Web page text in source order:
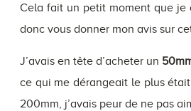
Cela fait un petit moment que
donc vous donner mon avis sur
J’avais en tête d’acheter un
ce qui me dérangeait le plus
200mm, j’avais peur de ne pas